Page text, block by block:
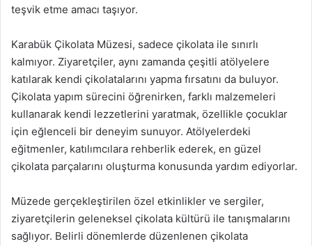
teşvik etme amacı taşıyor.
Karabük Çikolata Müzesi, sadece çikolata ile sınırlı
kalmıyor. Ziyaretçiler, aynı zamanda çeşitli atölyelere
katılarak kendi çikolatalarını yapma fırsatını da buluyor.
Çikolata yapım sürecini öğrenirken, farklı malzemeleri
kullanarak kendi lezzetlerini yaratmak, özellikle çocuklar
için eğlenceli bir deneyim sunuyor. Atölyelerdeki
eğitmenler, katılımcılara rehberlik ederek, en güzel
çikolata parçalarını oluşturma konusunda yardım ediyorlar.
Müzede gerçekleştirilen özel etkinlikler ve sergiler,
ziyaretçilerin geleneksel çikolata kültürü ile tanışmalarını
sağlıyor. Belirli dönemlerde düzenlenen çikolata